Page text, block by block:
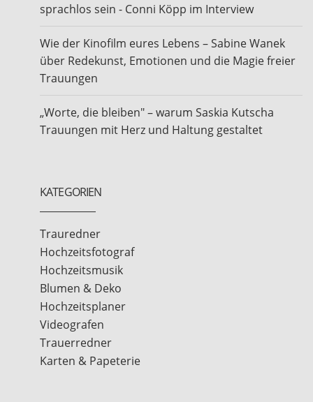
sprachlos sein - Conni Köpp im Interview
Wie der Kinofilm eures Lebens – Sabine Wanek
über Redekunst, Emotionen und die Magie freier
Trauungen
„Worte, die bleiben" – warum Saskia Kutscha
Trauungen mit Herz und Haltung gestaltet
KATEGORIEN
Trauredner
Hochzeitsfotograf
Hochzeitsmusik
Blumen & Deko
Hochzeitsplaner
Videografen
Trauerredner
Karten & Papeterie